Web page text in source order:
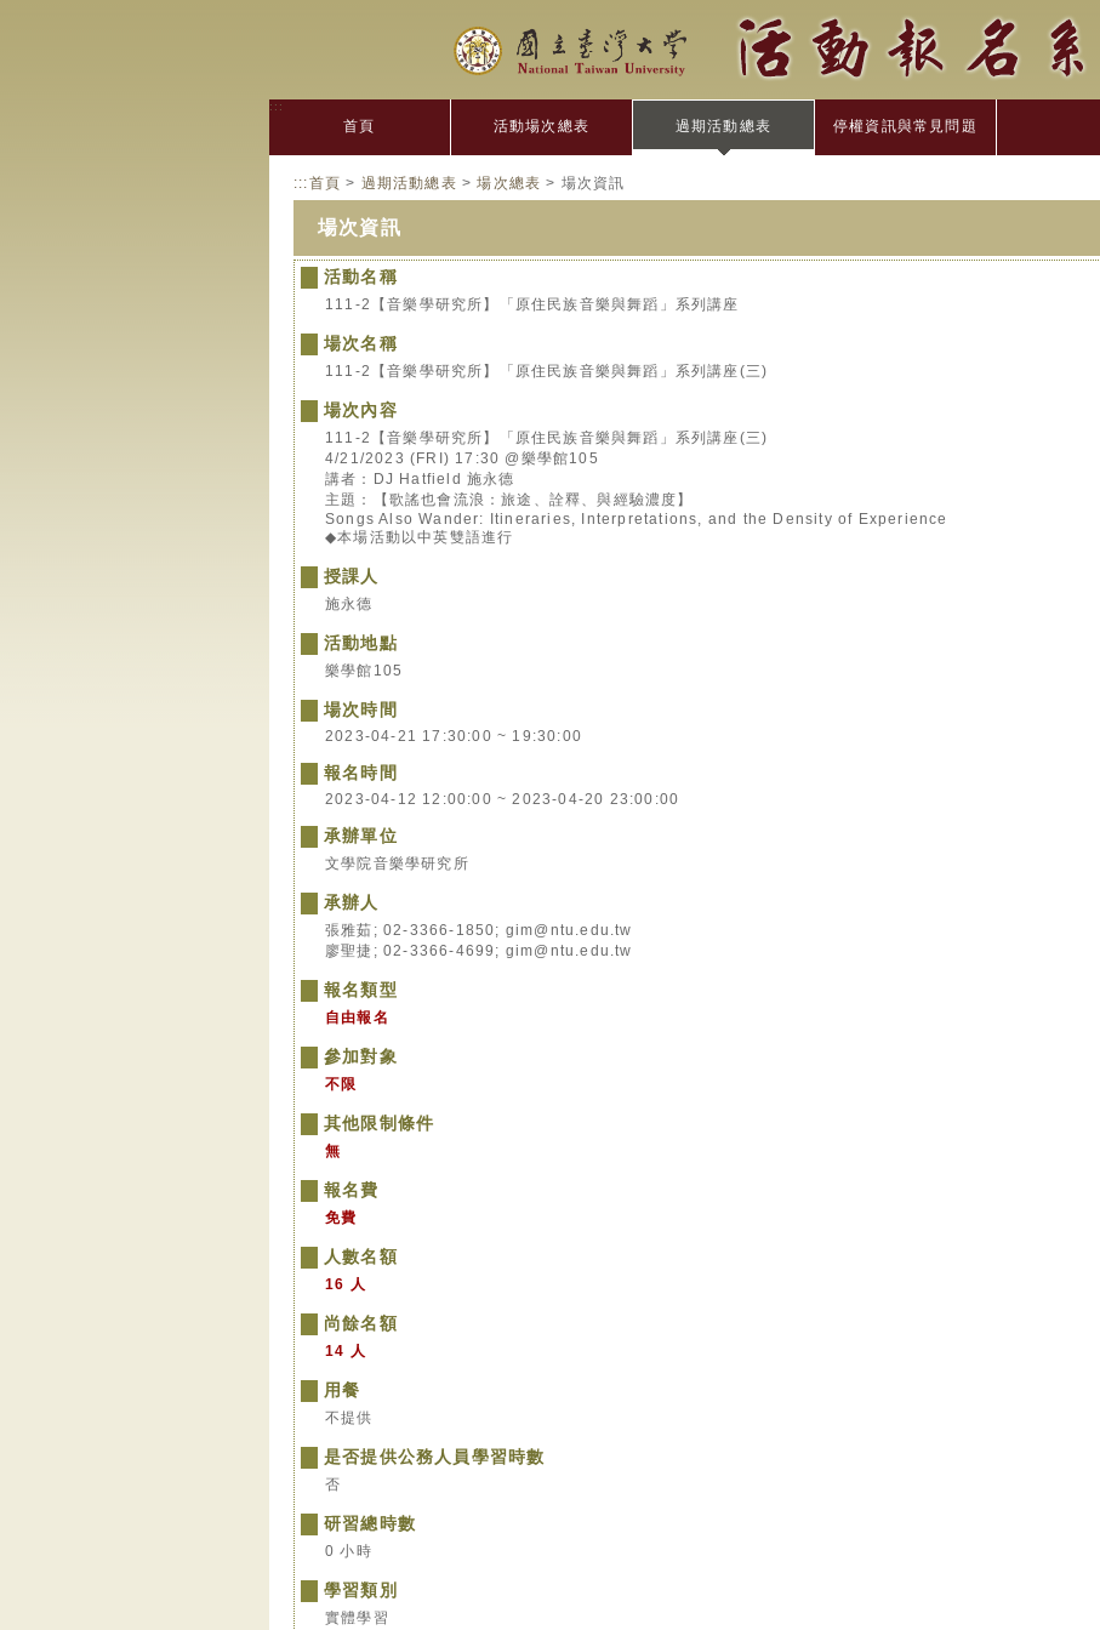
:::
首頁 活動場次總表 過期活動總表 停權資訊與常見問題
:::首頁 > 過期活動總表 >場次總表 > 場次資訊
場次資訊
活動名稱
111-2【音樂學研究所】「原住民族音樂與舞蹈」系列講座
場次名稱
111-2【音樂學研究所】「原住民族音樂與舞蹈」系列講座(三)
場次內容
111-2【音樂學研究所】「原住民族音樂與舞蹈」系列講座(三)
4/21/2023 (FRI) 17:30 @樂學館105
講者：DJ Hatfield 施永德
主題：【歌謠也會流浪：旅途、詮釋、與經驗濃度】
Songs Also Wander: Itineraries, Interpretations, and the Density of Experience
◆本場活動以中英雙語進行
授課人
施永德
活動地點
樂學館105
場次時間
2023-04-21 17:30:00 ~ 19:30:00
報名時間
2023-04-12 12:00:00 ~ 2023-04-20 23:00:00
承辦單位
文學院音樂學研究所
承辦人
張雅茹; 02-3366-1850; gim@ntu.edu.tw
廖聖捷; 02-3366-4699; gim@ntu.edu.tw
報名類型
自由報名
參加對象
不限
其他限制條件
無
報名費
免費
人數名額
16 人
尚餘名額
14 人
用餐
不提供
是否提供公務人員學習時數
否
研習總時數
0 小時
學習類別
實體學習